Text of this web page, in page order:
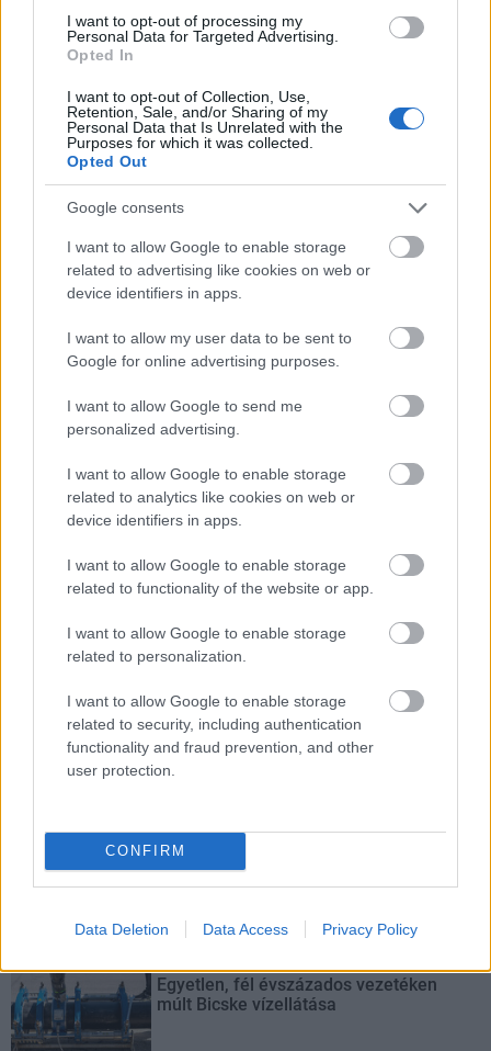
I want to opt-out of processing my
Personal Data for Targeted Advertising.
Opted In
I want to opt-out of Collection, Use,
Retention, Sale, and/or Sharing of my
Personal Data that Is Unrelated with the
Purposes for which it was collected.
Opted Out
Google consents
I want to allow Google to enable storage
related to advertising like cookies on web or
device identifiers in apps.
I want to allow my user data to be sent to
Google for online advertising purposes.
I want to allow Google to send me
personalized advertising.
I want to allow Google to enable storage
related to analytics like cookies on web or
device identifiers in apps.
I want to allow Google to enable storage
related to functionality of the website or app.
I want to allow Google to enable storage
related to personalization.
I want to allow Google to enable storage
related to security, including authentication
functionality and fraud prevention, and other
user protection.
CONFIRM
Data Deletion Data Access Privacy Policy
MAGYAR ÉPÍTŐK
Hódmezővásárhely iskolaépítés FERROÉP Zrt.
Másfélszeresére bővítik Hódmezővásárhely jó hírű
református iskoláját
A Szőnyi Benjámin Általános Iskola fejlesztését a FERROÉP
kivitelezheti; a munkák csaknem egy évig tartanak majd.
Látványos építési szakasz indult be a
Flórián téri felüljárón
Paks II.: Mit jelent az 5. blokk új
mérföldköve a felülvizsgálat
árnyékában?
Elkészült a Liszt Ferenc repülőtér
közelében lévő logisztikai bázis út- és
közműhálózatának fejlesztése
Látlelet a hazai víziközművekről?
Egyetlen, fél évszázados vezetéken
múlt Bicske vízellátása